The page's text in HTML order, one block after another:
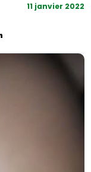
11 janvier 2022